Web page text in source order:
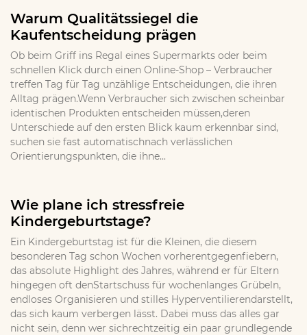
Warum Qualitätssiegel die
Kaufentscheidung prägen
Ob beim Griff ins Regal eines Supermarkts oder beim
schnellen Klick durch einen Online-Shop – Verbraucher
treffen Tag für Tag unzählige Entscheidungen, die ihren
Alltag prägen.Wenn Verbraucher sich zwischen scheinbar
identischen Produkten entscheiden müssen,deren
Unterschiede auf den ersten Blick kaum erkennbar sind,
suchen sie fast automatischnach verlässlichen
Orientierungspunkten, die ihne...
Wie plane ich stressfreie
Kindergeburtstage?
Ein Kindergeburtstag ist für die Kleinen, die diesem
besonderen Tag schon Wochen vorherentgegenfiebern,
das absolute Highlight des Jahres, während er für Eltern
hingegen oft denStartschuss für wochenlanges Grübeln,
endloses Organisieren und stilles Hyperventilierendarstellt,
das sich kaum verbergen lässt. Dabei muss das alles gar
nicht sein, denn wer sichrechtzeitig ein paar grundlegende